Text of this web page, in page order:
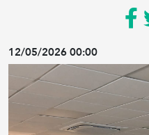
12/05/2026 00:00